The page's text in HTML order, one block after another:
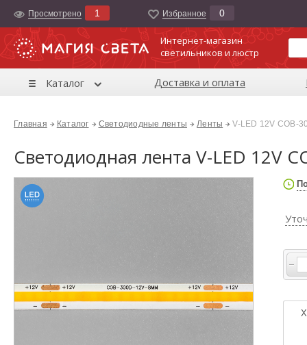
Просмотрено 1 Избранноe 0
Интернет-магазин
светильников и люстр
Каталог Доставка и оплата
Главная Каталог Светодиодные ленты Ленты V-LED 12V COB-
Светодиодная лента V-LED 12V